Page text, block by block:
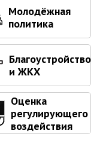
и
и
Молодёжная
политика
Благоустройство
и ЖКХ
Оценка
регулирующего
воздействия